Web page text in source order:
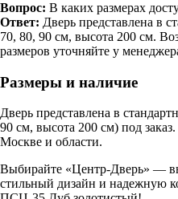
Вопрос: В каких размерах
Ответ: Дверь представлена в
70, 80, 90 см, высота 200 см.
размеров уточняйте у
Размеры и наличие
Дверь представлена в
90 см, высота 200 см) под
Москве и области.
Выбирайте «Центр-Дверь» —
стильный дизайн и надежную